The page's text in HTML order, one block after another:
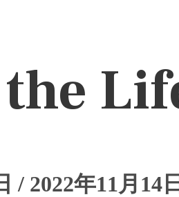
/ 2022年11月14日